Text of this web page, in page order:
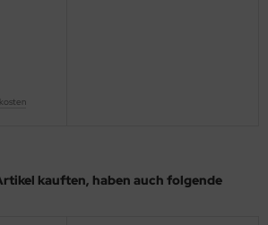
kauften, haben auch folgende